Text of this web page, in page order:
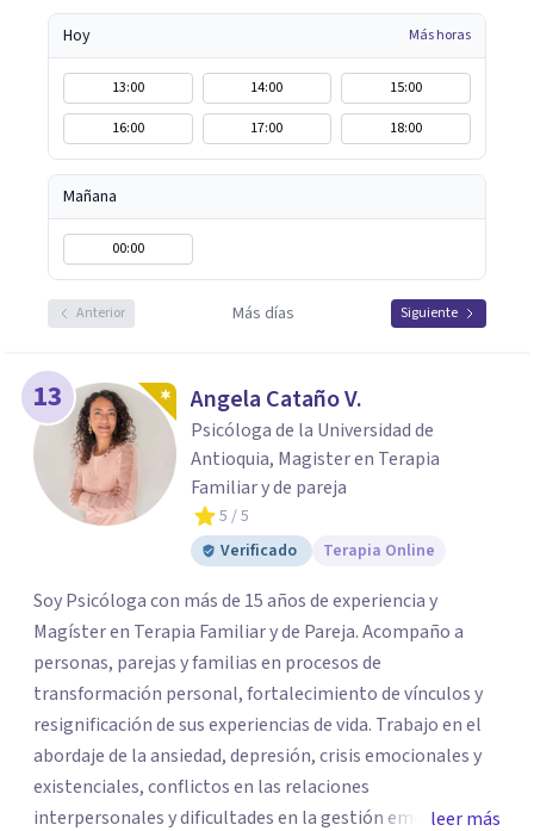
Hoy Más horas
13:00 14:00
15:00
16:00
17:00 18:00
Mañana
00:00
Anterior Más días Siguiente
13 Angela Cataño V.
Psicóloga de la Universidad de
Antioquia, Magister en Terapia
Familiar y de pareja
5 / 5
Verificado
Terapia Online
Soy Psicóloga con más de 15 años de experiencia y
Magíster en Terapia Familiar y de Pareja. Acompaño a
personas, parejas y familias en procesos de
transformación personal, fortalecimiento de vínculos y
resignificación de sus experiencias de vida. Trabajo en el
abordaje de la ansiedad, depresión, crisis emocionales y
existenciales, conflictos en las relaciones
interpersonales y dificultades en la gestión emocional,
leer más